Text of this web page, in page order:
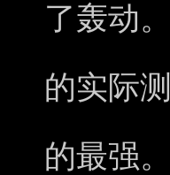
了轰动
的实际
的最强